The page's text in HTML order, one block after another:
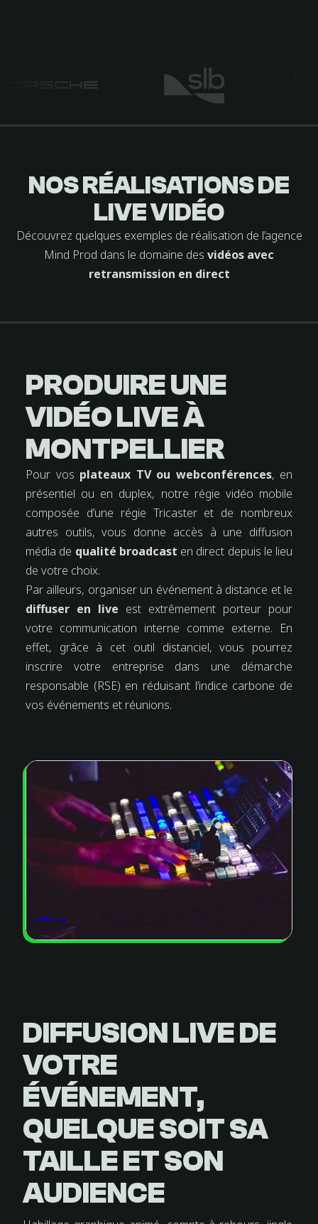
NOS RÉALISATIONS DE
LIVE VIDÉO
Découvrez quelques exemples de réalisation de l’agence
Mind Prod dans le domaine des vidéos avec
retransmission en direct
PORSCHE |
EXPERIENCES
2022
SHOWREEL
2022
WOLFMIX | W1
COMMERCIAL
COLOMINA |
FANTAISIES
SINGULIÈRES
DOMAINE
DE
VERCHANT
| LE SPA
MAISON
JOASSARD |
COLLECTION
FW2021
PORSCHE
MONTPELLIER
| ENTRETIEN
SHOWREEL
2021
PRODUIRE UNE
VIDÉO LIVE À
MONTPELLIER
Pour vos plateaux TV ou webconférences, en
présentiel ou en duplex, notre régie vidéo mobile
composée d’une régie Tricaster et de nombreux
autres outils, vous donne accès à une diffusion
média de qualité broadcast en direct depuis le lieu
de votre choix.
Par ailleurs, organiser un événement à distance et le
diffuser en live est extrêmement porteur pour
votre communication interne comme externe. En
effet, grâce à cet outil distanciel, vous pourrez
inscrire votre entreprise dans une démarche
responsable (RSE) en réduisant l’indice carbone de
vos événements et réunions.
DIFFUSION LIVE DE
VOTRE
ÉVÉNEMENT,
QUELQUE SOIT SA
TAILLE ET SON
AUDIENCE